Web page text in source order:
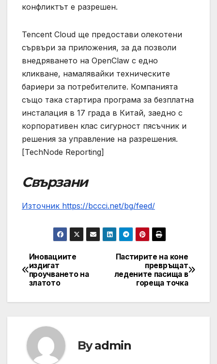
конфликтът е разрешен.
Tencent Cloud ще предостави олекотени
сървъри за приложения, за да позволи
внедряването на OpenClaw с едно
кликване, намалявайки техническите
бариери за потребителите. Компанията
също така стартира програма за безплатна
инсталация в 17 града в Китай, заедно с
корпоративен клас сигурност пясъчник и
решения за управление на разрешения.
[TechNode Reporting]
Свързани
Източник https://bccci.net/bg/feed/
Post
navigation
Пастирите на коне
превръщат
ледените пасища в
гореща точка
Иновациите
издигат
проучването на
златото
Byadmin